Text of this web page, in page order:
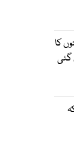
کا
گئی